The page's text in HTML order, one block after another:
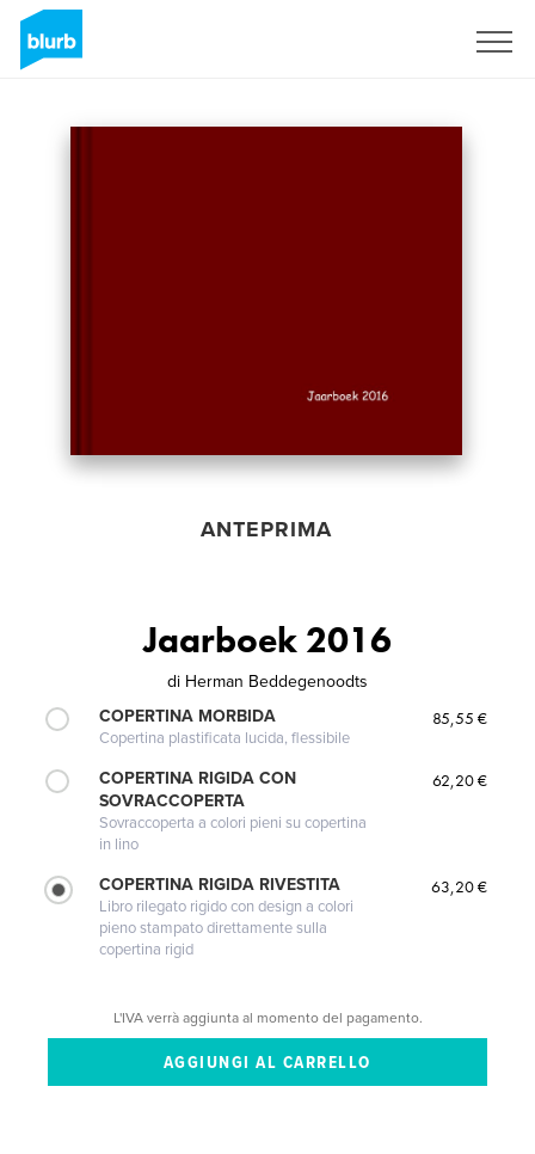
ANTEPRIMA
Jaarboek 2016
di Herman Beddegenoodts
COPERTINA MORBIDA
Copertina plastificata lucida, flessibile
85,55 €
COPERTINA RIGIDA CON
SOVRACCOPERTA
Sovraccoperta a colori pieni su copertina
in lino
62,20 €
COPERTINA RIGIDA RIVESTITA
Libro rilegato rigido con design a colori
pieno stampato direttamente sulla
copertina rigid
63,20 €
L'IVA verrà aggiunta al momento del pagamento.